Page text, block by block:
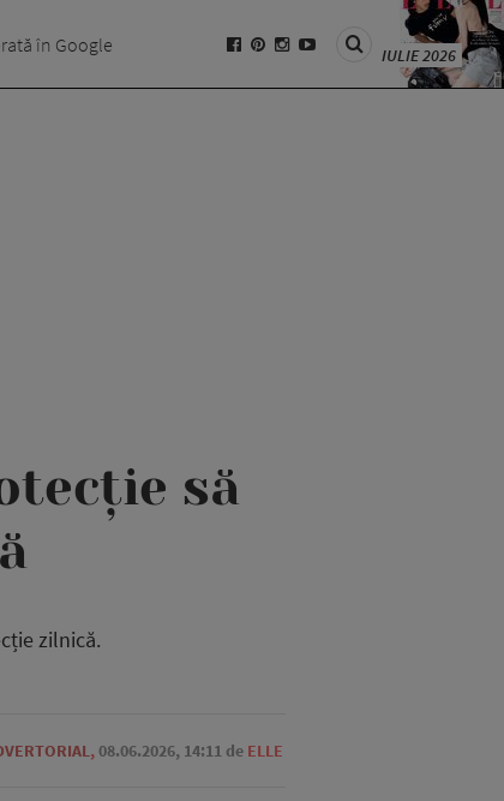
în Google IULIE 2026
să
zilnică.
,08.06.2026, 14:11 de ELLE